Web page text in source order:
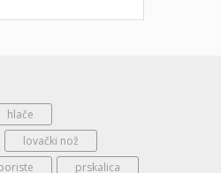
hlače
lovački nož
prskalica